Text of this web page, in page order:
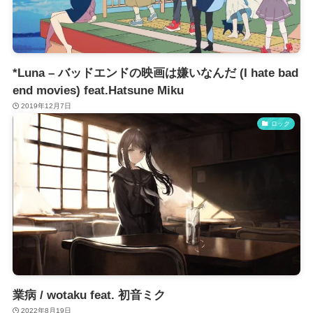
*Luna – バッドエンドの映画は嫌いなんだ (I hate bad
end movies) feat.Hatsune Miku
2019年12月7日
ロック
業病 / wotaku feat. 初音ミク
2022年8月19日